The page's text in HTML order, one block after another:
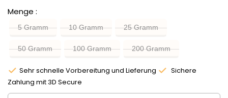
Menge
5 Gramm 10 Gramm 25 Gramm
50 Gramm 100 Gramm 200 Gramm
Sehr schnelle Vorbereitung und Lieferung
Sichere
Zahlung mit 3D Secure